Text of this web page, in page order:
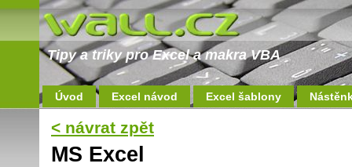
Tipy a triky pro Excel a makra VBA
Úvod Excel návod Excel šablony
< návrat zpět
MS Excel